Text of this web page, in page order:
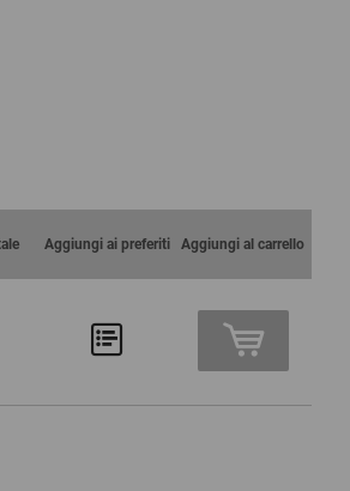
Aggiungi ai preferiti Aggiungi al carrello
8,41 €